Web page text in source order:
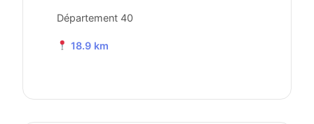
Département 40
18.9 km